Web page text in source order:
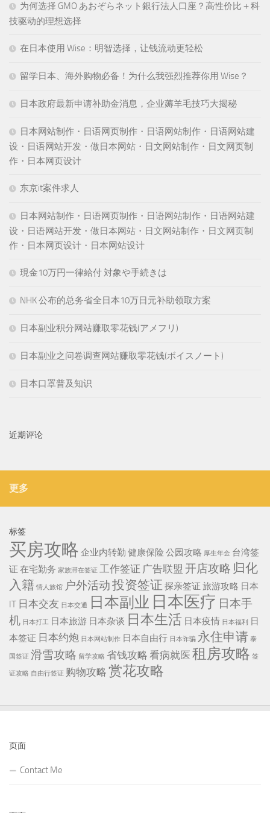
为何选择 GMO あおぞらネット銀行法人口座？高性价比＋科
技驱动的理想选择
在日本使用 Wise：明智选择，让钱流动更轻松
留学日本、海外购物必备！为什么我强烈推荐你用 Wise？
日本政府最新申请补助金消息，企业薅羊毛技巧大揭秘
日本网站制作・日语网页制作・日语网站制作・日语网站建
设・日语网站开发・做日本网站・日文网站制作・日文网页制
作・日本网页设计
东京it案件求人
日本网站制作・日语网页制作・日语网站制作・日语网站建
设・日语网站开发・做日本网站・日文网站制作・日文网页制
作・日本网页设计・日本网站设计
現金10万円一律給付 対象や手続きは
NHK 公布的总务省全日本10万日元补助领取方案
日本副业积分网站赚取零花钱(アメフリ)
日本副业之问卷调查网站赚取零花钱(ボイスノート)
日本口罩普及知识
近期评论
更多
标签
买房攻略 企业内转勤 健康保险 公园攻略 厚生年金 台湾签
证 在宅勤务 家族滞在签证 工作签证 广告联盟 开店攻略 归化
入籍 情人旅馆 户外活动投资签证 探亲签证 旅游攻略 日本
IT 日本交友 日本交通 日本副业 日本医疗 日本手
机 日本打工 日本旅游 日本杂谈 日本生活 日本疫情 日本福利
日
本签证 日本约炮 日本网站制作 日本自由行 日本诈骗 永住申请 泰
国签证 滑雪攻略 留学攻略 省钱攻略 看病就医 租房攻略 签
证攻略 自由行签证 购物攻略 赏花攻略
页面
Contact Me